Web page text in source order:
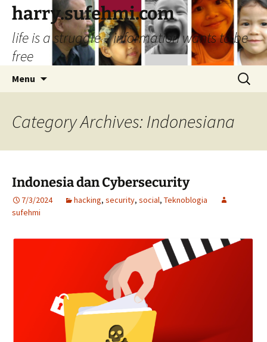
Skip
content
harry.sufehmi.com
life is a struggle – information wants to be
free
Menu
Search
for:
Category Archives: Indonesiana
Indonesia dan Cybersecurity
7/3/2024 hacking, security, social, Teknoblogia
sufehmi